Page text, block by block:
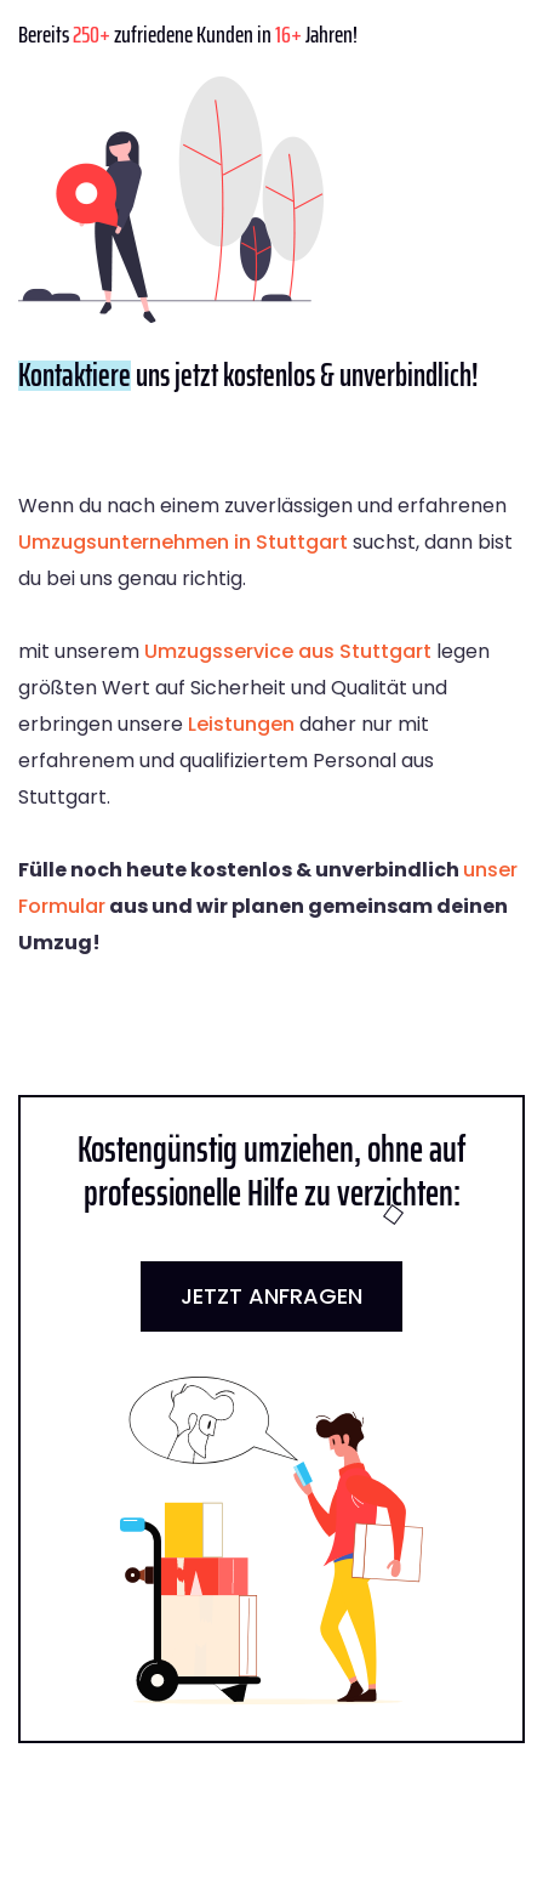
Bereits250+zufriedene Kunden in16+Jahren!
Kontaktiereuns jetzt kostenlos & unverbindlich!
Wenn du nach einem zuverlässigen und erfahrenen
Umzugsunternehmen in Stuttgart suchst, dann bist
du bei uns genau richtig.
mit unserem Umzugsservice aus Stuttgart legen
größten Wert auf Sicherheit und Qualität und
erbringen unsere Leistungen daher nur mit
erfahrenem und qualifiziertem Personal aus
Stuttgart.
Fülle noch heute kostenlos & unverbindlich unser
Formularaus und wir planen gemeinsam deinen
Umzug!
Kostengünstig umziehen, ohne auf
professionelle Hilfe zu verzichten:
JETZT ANFRAGEN